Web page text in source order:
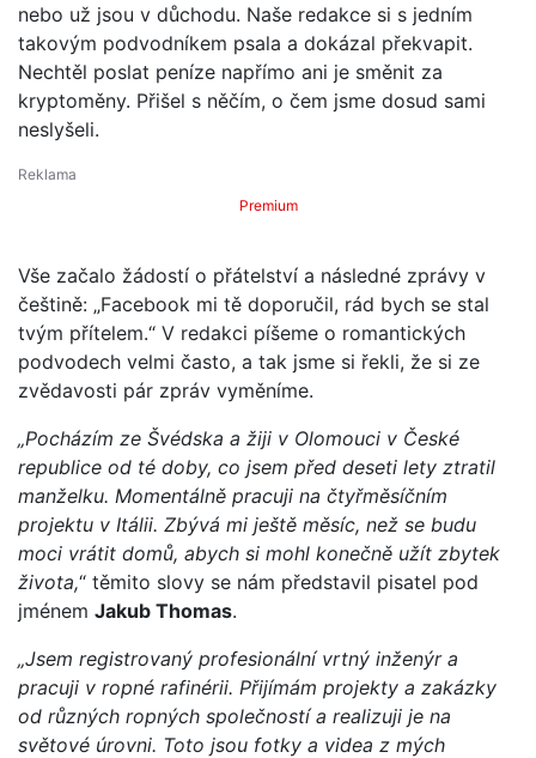
nebo už jsou v důchodu. Naše redakce si s jedním
takovým podvodníkem psala a dokázal překvapit.
Nechtěl poslat peníze napřímo ani je směnit za
kryptoměny. Přišel s něčím, o čem jsme dosud sami
neslyšeli.
Premium
Vše začalo žádostí o přátelství a následné zprávy v
češtině: „Facebook mi tě doporučil, rád bych se stal
tvým přítelem.“ V redakci píšeme o romantických
podvodech velmi často, a tak jsme si řekli, že si ze
zvědavosti pár zpráv vyměníme.
„Pocházím ze Švédska a žiji v Olomouci v České
republice od té doby, co jsem před deseti lety ztratil
manželku. Momentálně pracuji na čtyřměsíčním
projektu v Itálii. Zbývá mi ještě měsíc, než se budu
moci vrátit domů, abych si mohl konečně užít zbytek
života,“ těmito slovy se nám představil pisatel pod
jménem Jakub Thomas.
„Jsem registrovaný profesionální vrtný inženýr a
pracuji v ropné rafinérii. Přijímám projekty a zakázky
od různých ropných společností a realizuji je na
světové úrovni. Toto jsou fotky a videa z mých